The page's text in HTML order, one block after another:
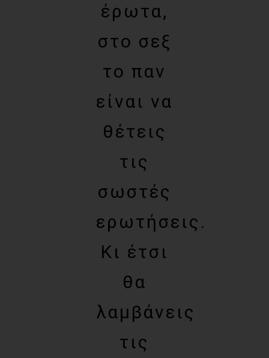
έρωτα,
στο σεξ
το παν
είναι να
θέτεις
τις
σωστές
ερωτήσεις.
Κι έτσι
θα
λαμβάνεις
τις